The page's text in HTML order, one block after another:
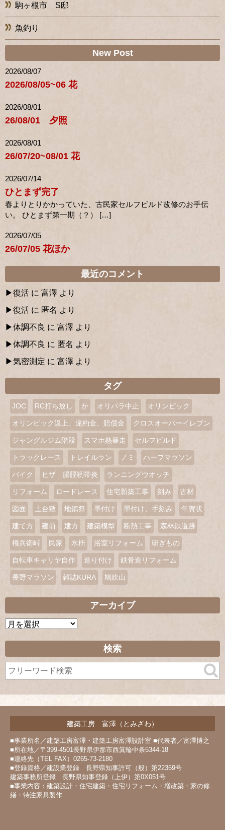
駒ヶ根市 S邸
魚釣り
New Post
2026/08/07
2026/08/05~06 花
2026/08/01
26/08/01 夕照
2026/08/01
26/07/20~08/01 花
2026/07/14
ひとまず完了
春よりとりかかっていた、古民家セルフビルド改修のお手伝
い。 ひとまず第一期（？） […]
2026/07/05
26/07/05 花ほか
最近のコメント
復活 に 富澤 より
復活 に 匿名 より
体調不良 に 富澤 より
体調不良 に 匿名 より
気密測定 に 富澤 より
タグ
JOC RC打ち放し か オリパラ中止 オリンピック
オリンピック返上、違約金、賠償金 クロスオーバーイレブン
ジャングルジム階段 スマホ熱暴走 セルフビルド
トラックレース トレイルラン ノミ ハーフマラソン
バイク ヒザ 腸脛靭帯炎 ランニングウオッチ
リフォーム ロードレース 住宅新築工事 刻み 古材
図面 土台敷 地鎮祭 墨付け 墨付け、手刻み 年賀状
建て方 建前 建方 建築模型 断熱工事 森林鉄道跡
権兵衛峠 民家 水枡 浴室リフォーム 研ぎもの
自転車キャリヤ自作 造り付け 鉄骨造リフォーム
長野マラソン 雑誌KURA 鳩吹山
アーカイブ
ア
イ
ブ
検索
建築工房 富澤（とみざわ）
■事業所名／建築工房富澤・建築工房富澤設計室 ■代表者／富澤博之
■所在地／〒399-4501長野県伊那市西箕輪中条5344-18
■連絡先（TEL FAX）0265-73-2180
■登録資格／建設業登録 長野県知事許可（般）第22369号
建築事務所登録 長野県知事登録（上伊）第0X051号
■事業内容：建築設計・住宅建築・住宅リフォーム・増改築・家の修
繕・特注家具製作